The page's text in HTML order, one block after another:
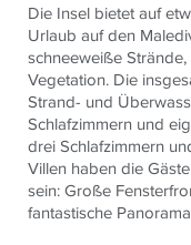
Die Insel bietet auf
Urlaub auf den
schneeweiße
Vegetation. Die
Strand- und
Schlafzimmern und
drei Schlafzimmern
Villen haben die
sein: Große
fantastische